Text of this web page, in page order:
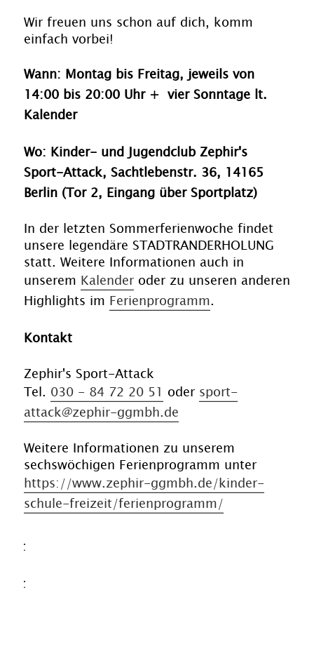
Wir freuen uns schon auf dich, komm
einfach vorbei!
Wann: Montag bis Freitag, jeweils von
14:00 bis 20:00 Uhr + vier Sonntage lt.
Kalender
Wo: Kinder- und Jugendclub Zephir's
Sport-Attack, Sachtlebenstr. 36, 14165
Berlin (Tor 2, Eingang über Sportplatz)
In der letzten Sommerferienwoche findet
unsere legendäre STADTRANDERHOLUNG
statt. Weitere Informationen auch in
unserem Kalender oder zu unseren anderen
Highlights im Ferienprogramm.
Kontakt
Zephir's Sport-Attack
Tel. 030 - 84 72 20 51 oder sport-
attack@zephir-ggmbh.de
Weitere Informationen zu unserem
sechswöchigen Ferienprogramm unter
https://www.zephir-ggmbh.de/kinder-
schule-freizeit/ferienprogramm/